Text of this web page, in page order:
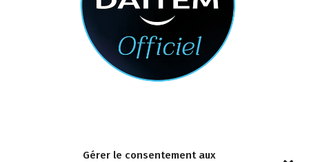
Gérer le consentement aux